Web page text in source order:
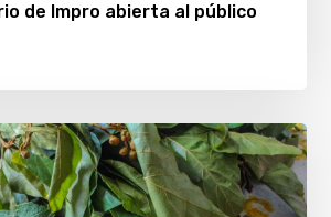
de Impro abierta al público